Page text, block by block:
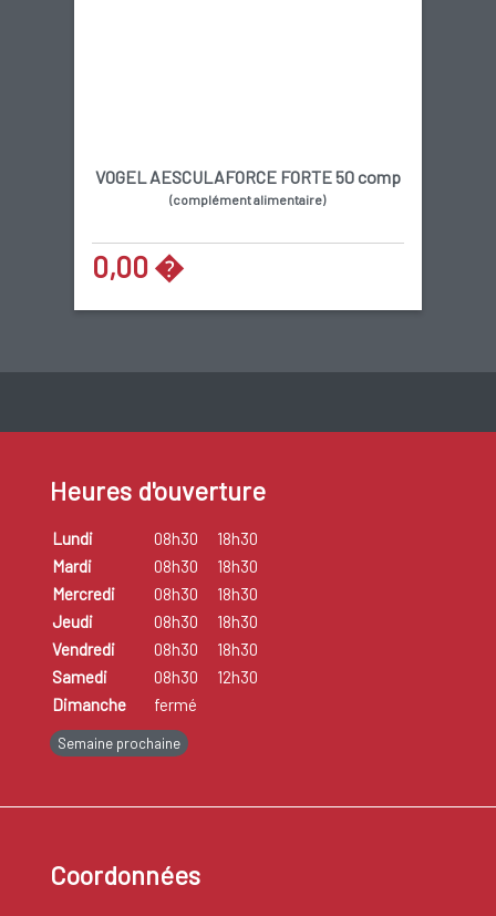
VOGEL AESCULAFORCE FORTE 50 comp
(complément alimentaire)
0,00 �
Abonnez-vous à notre newsletter
Heures d'ouverture
Lundi 08h30
18h30
Mardi
08h30
18h30
Mercredi
08h30
18h30
Jeudi
08h30
18h30
Vendredi
08h30
18h30
Samedi
08h30
12h30
Dimanche
fermé
Semaine prochaine
Coordonnées